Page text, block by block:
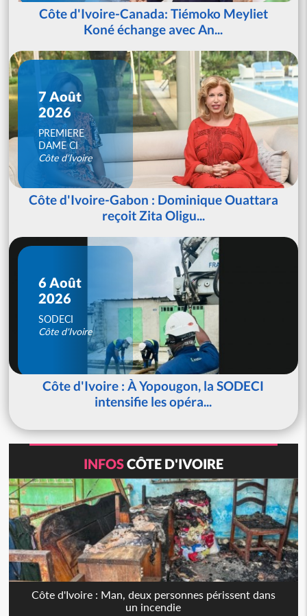
Côte d'Ivoire-Canada: Tiémoko Meyliet
Koné échange avec An...
7 Août
2026
PREMIERE
DAME CI
Côte d'Ivoire
Côte d'Ivoire-Gabon : Dominique Ouattara
reçoit Zita Oligu...
6 Août
2026
SODECI
Côte d'Ivoire
Côte d'Ivoire : À Yopougon, la SODECI
intensifie les opéra...
INFOSCÔTE D'IVOIRE
Côte d'Ivoire : Man, deux personnes périssent dans
un incendie